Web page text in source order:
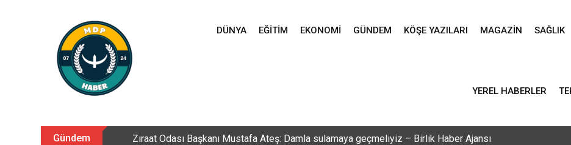
DÜNYA EĞITIM EKONOMI GÜNDEM KÖŞE YAZILARI MAGAZIN SAĞLIK
YEREL HABERLER
Gündem Sarıkamış’ta hanımlara yönelik Mevlid-i Nebi programı düzenlendi – Birlik Haber Ajansı